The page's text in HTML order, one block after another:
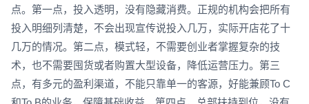
点。第一点，投入透明，没有隐藏消费。正规的机构会把所有
投入明细列清楚，不会出现宣传说投入几万，实际开店花了十
几万的情况。第二点，模式轻，不需要创业者掌握复杂的技
术，也不需要囤货或者购置大型设备，降低运营压力。第三
点，有多元的盈利渠道，不能只靠单一的客源，好能兼顾To C